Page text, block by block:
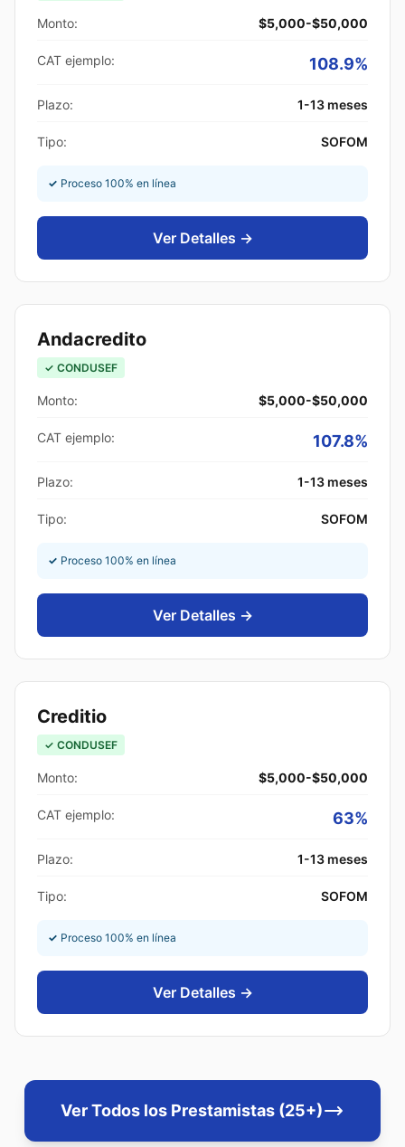
Monto: $5,000-$50,000
CAT ejemplo: 108.9%
Plazo: 1-13 meses
Tipo: SOFOM
✓ Proceso 100% en línea
Ver Detalles →
Andacredito
✓ CONDUSEF
Monto: $5,000-$50,000
CAT ejemplo: 107.8%
Plazo: 1-13 meses
Tipo: SOFOM
✓ Proceso 100% en línea
Ver Detalles →
Creditio
✓ CONDUSEF
Monto: $5,000-$50,000
CAT ejemplo: 63%
Plazo: 1-13 meses
Tipo: SOFOM
✓ Proceso 100% en línea
Ver Detalles →
Ver Todos los Prestamistas (25+)